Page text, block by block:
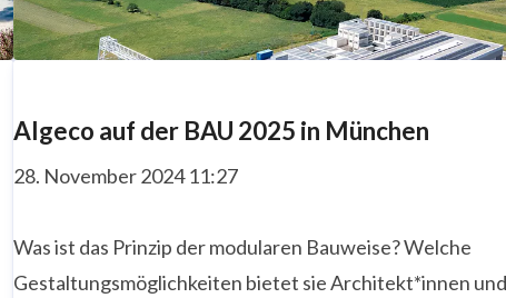
Algeco auf der BAU 2025 in München
28. November 2024 11:27
Was ist das Prinzip der modularen Bauweise? Welche
Gestaltungsmöglichkeiten bietet sie Architekt*innen